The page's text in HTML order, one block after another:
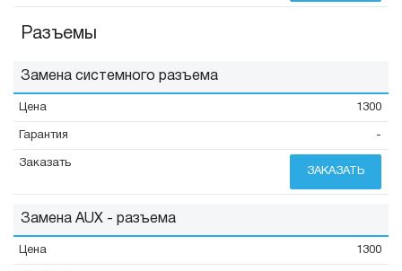
Разъемы
Замена системного разъема
1300
-
ЗАКАЗАТЬ
Замена AUX - разъема
1300